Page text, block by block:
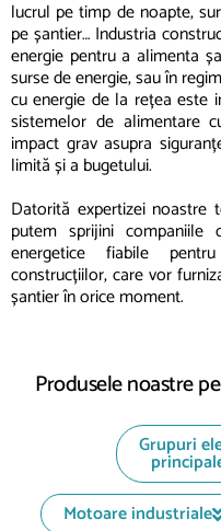
lucrul pe timp de noapte,
pe șantier… Industria
energie pentru a alimenta
surse de energie, sau în
cu energie de la rețea este
sistemelor de alimentare
impact grav asupra
limită și a bugetului.
Datorită expertizei noastre
putem sprijini
energetice fiabile
construcțiilor, care vor
șantier în orice moment.
Produsele noastre
Grupuri
Motoare industriale